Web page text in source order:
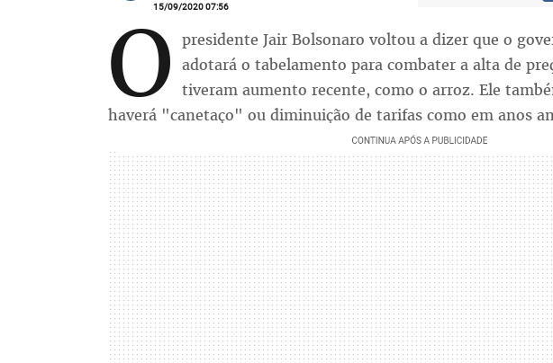
15/09/2020 07:56
O presidente Jair Bolsonaro voltou a dizer que o
adotará o tabelamento para combater a alta de
tiveram aumento recente, como o arroz. Ele
haverá "canetaço" ou diminuição de tarifas como em anos